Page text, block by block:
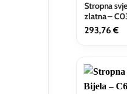
Stropna
zlatna –
293,76 €